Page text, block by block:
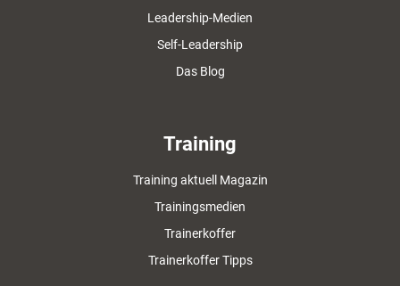
Leadership-Medien
Self-Leadership
Das Blog
Training
Training aktuell Magazin
Trainingsmedien
Trainerkoffer
Trainerkoffer Tipps